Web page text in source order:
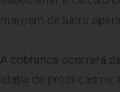
margem de lucro
A cobrança ocorrerá
etapa de produção ou